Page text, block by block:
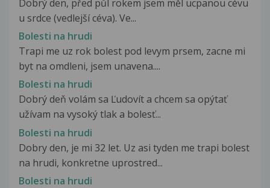
Dobrý den, před půl rokem jsem měl ucpanou cévu
u srdce (vedlejší céva). Ve...
Bolesti na hrudi
Trapi me uz rok bolest pod levym prsem, zacne mi
byt na omdleni, jsem unavena....
Bolesti na hrudi
Dobrý deň volám sa Ľudovít a chcem sa opýtať
užívam na vysoký tlak a bolesť...
Bolesti na hrudi
Dobry den, je mi 32 let. Uz asi tyden me trapi bolest
na hrudi, konkretne uprostred...
Bolesti na hrudi